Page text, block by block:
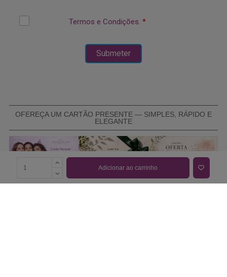
Adicionar ao carrinho
OFEREÇA UM CARTÃO PRESENTE — SIMPLES, RÁPIDO E
ELEGANTE